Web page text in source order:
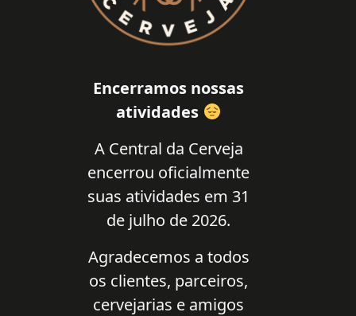
Encerramos nossas
atividades
A Central da Cerveja
encerrou oficialmente
suas atividades em 31
de julho de 2026.
Agradecemos a todos
os clientes, parceiros,
cervejarias e amigos